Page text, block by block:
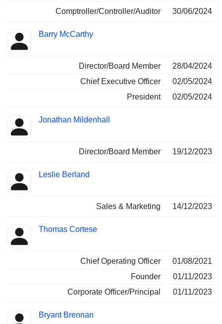
Comptroller/Controller/Auditor 30/06/2024
Barry McCarthy
Director/Board Member
28/04/2024
Chief Executive Officer
02/05/2024
President
02/05/2024
Jonathan Mildenhall
Director/Board Member 19/12/2023
Leslie Berland
Sales & Marketing 14/12/2023
Thomas Cortese
Chief Operating Officer
01/08/2021
Founder
01/11/2023
Corporate Officer/Principal
01/11/2023
Bryant Brennan